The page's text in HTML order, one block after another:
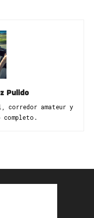
Pulido
corredor amateur y
completo.